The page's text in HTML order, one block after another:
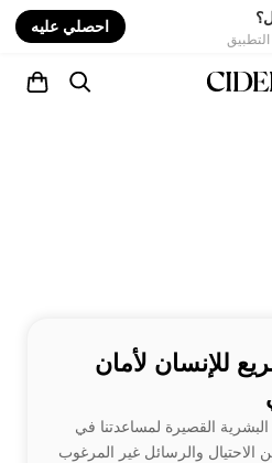
احصلي عليه
للإنسان لأمان
القصيرة لمساعدتنا في
الاحتيال والرسائل غير المرغوب